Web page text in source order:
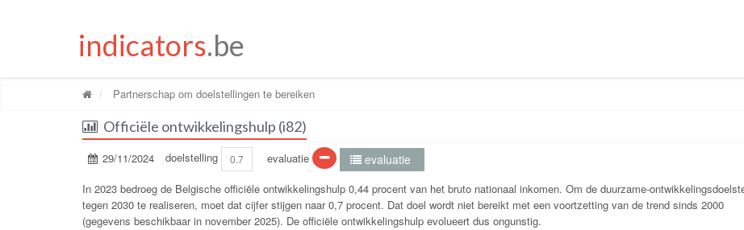
indicators.be
Partnerschap om doelstellingen te bereiken
Officiële ontwikkelingshulp (i82)
29/11/2024 doelstelling 0.7 evaluatie evaluatie
In 2023 bedroeg de Belgische officiële ontwikkelingshulp 0,44 procent van het bruto nationaal inkomen. Om de duurzame-
tegen 2030 te realiseren, moet dat cijfer stijgen naar 0,7 procent. Dat doel wordt niet bereikt met een voortzetting van de trend sinds 2000
(gegevens beschikbaar in november 2025). De officiële ontwikkelingshulp evolueert dus ongunstig.